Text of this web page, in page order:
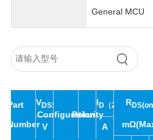
General MCU
Part
Number
VDSS
V
Configuration
Polarity
ID（25℃）
A
R